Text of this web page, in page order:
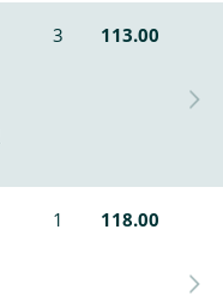
3 113.00
1 118.00